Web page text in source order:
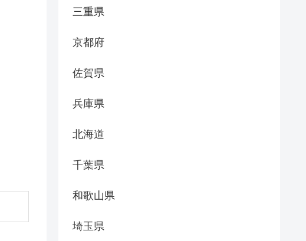
三重県
京都府
佐賀県
兵庫県
北海道
千葉県
和歌山県
埼玉県